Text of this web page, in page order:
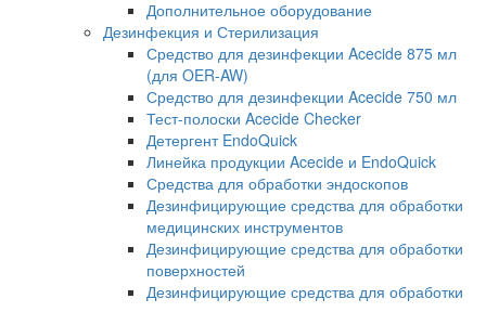
Дополнительное оборудование
Дезинфекция и Стерилизация
Средство для дезинфекции Acecide 875 мл
(для OER-AW)
Средство для дезинфекции Acecide 750 мл
Тест-полоски Acecide Checker
Детергент EndoQuick
Линейка продукции Acecide и EndoQuick
Средства для обработки эндоскопов
Дезинфицирующие средства для обработки
медицинских инструментов
Дезинфицирующие средства для обработки
поверхностей
Дезинфицирующие средства для обработки